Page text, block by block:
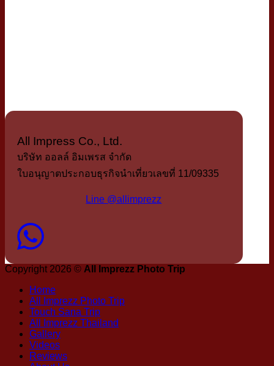
All Impress Co., Ltd.
บริษัท ออลล์ อิมเพรส จำกัด
ใบอนุญาตประกอบธุรกิจนำเที่ยวเลขที่ 11/09335
Line @allimprezz
Copyright 2026 © All Imprezz Photo Trip
Home
All Imprezz Photo Trip
Touch Sana Trip
All Imprezz Thailand
Gallery
Videos
Reviews